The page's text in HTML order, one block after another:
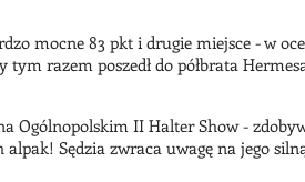
mocne 83 pkt i drugie miejsce - w
razem poszedł do półbrata
Ogólnopolskim II Halter Show -
Sędzia zwraca uwagę na jego